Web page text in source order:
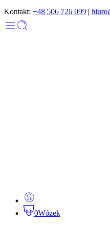
Kontakt: +48 506 726 099 |
0Wózek